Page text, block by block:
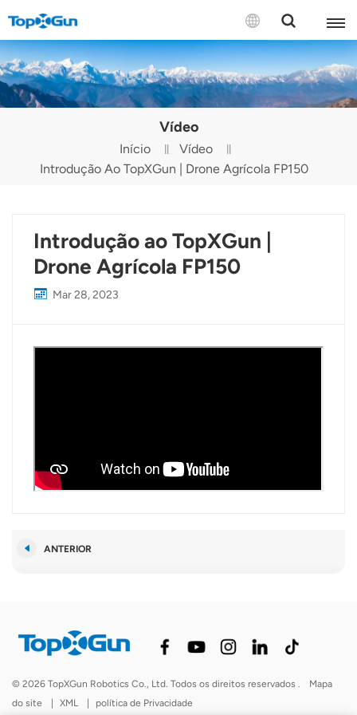
CONTATE-NOS
English
Русский
Português(Brasil)
Türkçe
Vídeo
Início
Vídeo
Introdução Ao TopXGun | Drone Agrícola FP150
Introdução ao TopXGun |
Drone Agrícola FP150
Mar 28, 2023
ANTERIOR
© 2026 TopXGun Robotics Co., Ltd. Todos os direitos reservados .
Mapa
do site
| XML | política de Privacidade